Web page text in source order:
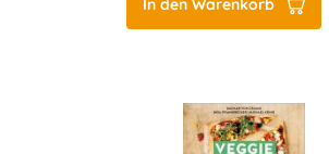
In den Warenkorb